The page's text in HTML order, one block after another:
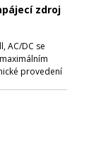
zdroj
AC/DC se
provedení